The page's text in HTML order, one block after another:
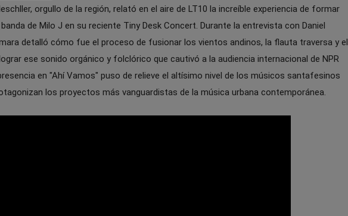
orgullo de la región, relató en el aire de LT10 la increíble experiencia de formar
de Milo J en su reciente Tiny Desk Concert. Durante la entrevista con Daniel
detalló cómo fue el proceso de fusionar los vientos andinos, la flauta traversa y el
ese sonido orgánico y folclórico que cautivó a la audiencia internacional de NPR
en "Ahí Vamos" puso de relieve el altísimo nivel de los músicos santafesinos
los proyectos más vanguardistas de la música urbana contemporánea.